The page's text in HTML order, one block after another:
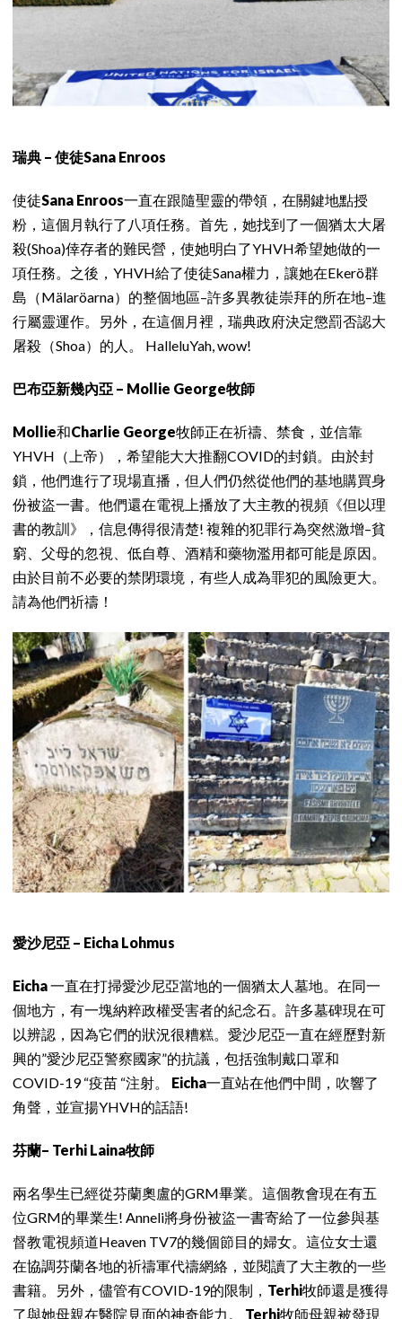
瑞典 – 使徒Sana Enroos
使徒Sana Enroos一直在跟隨聖靈的帶領，在關鍵地點授
粉，這個月執行了八項任務。首先，她找到了一個猶太大屠
殺(Shoa)倖存者的難民營，使她明白了YHVH希望她做的一
項任務。之後，YHVH給了使徒Sana權力，讓她在Ekerö群
島（Mälaröarna）的整個地區–許多異教徒崇拜的所在地–進
行屬靈運作。另外，在這個月裡，瑞典政府決定懲罰否認大
屠殺（Shoa）的人。 HalleluYah, wow!
巴布亞新幾內亞 – Mollie George牧師
Mollie和Charlie George牧師正在祈禱、禁食，並信靠
YHVH（上帝），希望能大大推翻COVID的封鎖。由於封
鎖，他們進行了現場直播，但人們仍然從他們的基地購買身
份被盜一書。他們還在電視上播放了大主教的視頻《但以理
書的教訓》，信息傳得很清楚! 複雜的犯罪行為突然激增–貧
窮、父母的忽視、低自尊、酒精和藥物濫用都可能是原因。
由於目前不必要的禁閉環境，有些人成為罪犯的風險更大。
請為他們祈禱！
愛沙尼亞 – Eicha Lohmus
Eicha一直在打掃愛沙尼亞當地的一個猶太人墓地。在同一
個地方，有一塊納粹政權受害者的紀念石。許多墓碑現在可
以辨認，因為它們的狀況很糟糕。愛沙尼亞一直在經歷對新
興的”愛沙尼亞警察國家”的抗議，包括強制戴口罩和
COVID-19 “疫苗 “注射。 Eicha一直站在他們中間，吹響了
角聲，並宣揚YHVH的話語!
芬蘭– Terhi Laina牧師
兩名學生已經從芬蘭奧盧的GRM畢業。這個教會現在有五
位GRM的畢業生! Anneli將身份被盜一書寄給了一位參與基
督教電視頻道Heaven TV7的幾個節目的婦女。這位女士還
在協調芬蘭各地的祈禱軍代禱網絡，並閱讀了大主教的一些
書籍。另外，儘管有COVID-19的限制， Terhi牧師還是獲得
了與她母親在醫院見面的神奇能力。 Terhi牧師母親被發現